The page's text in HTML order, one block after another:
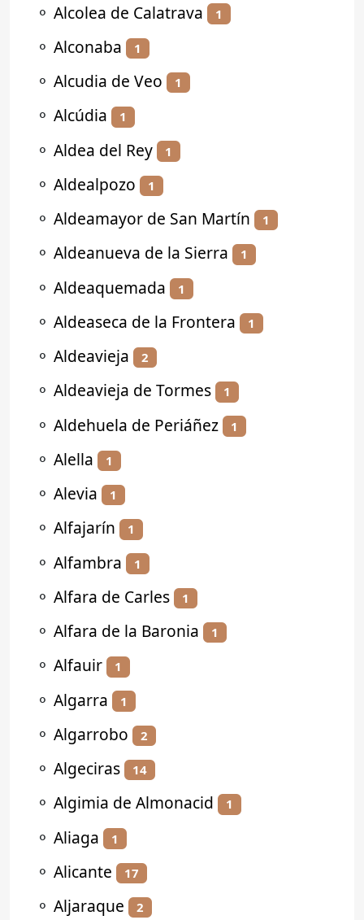
⚬ Alcolea de Calatrava 1
⚬ Alconaba 1
⚬ Alcudia de Veo 1
⚬ Alcúdia 1
⚬ Aldea del Rey 1
⚬ Aldealpozo 1
⚬ Aldeamayor de San Martín 1
⚬ Aldeanueva de la Sierra 1
⚬ Aldeaquemada 1
⚬ Aldeaseca de la Frontera 1
⚬ Aldeavieja 2
⚬ Aldeavieja de Tormes 1
⚬ Aldehuela de Periáñez 1
⚬ Alella 1
⚬ Alevia 1
⚬ Alfajarín 1
⚬ Alfambra 1
⚬ Alfara de Carles 1
⚬ Alfara de la Baronia 1
⚬ Alfauir 1
⚬ Algarra 1
⚬ Algarrobo 2
⚬ Algeciras 14
⚬ Algimia de Almonacid 1
⚬ Aliaga 1
⚬ Alicante 17
⚬ Aljaraque 2